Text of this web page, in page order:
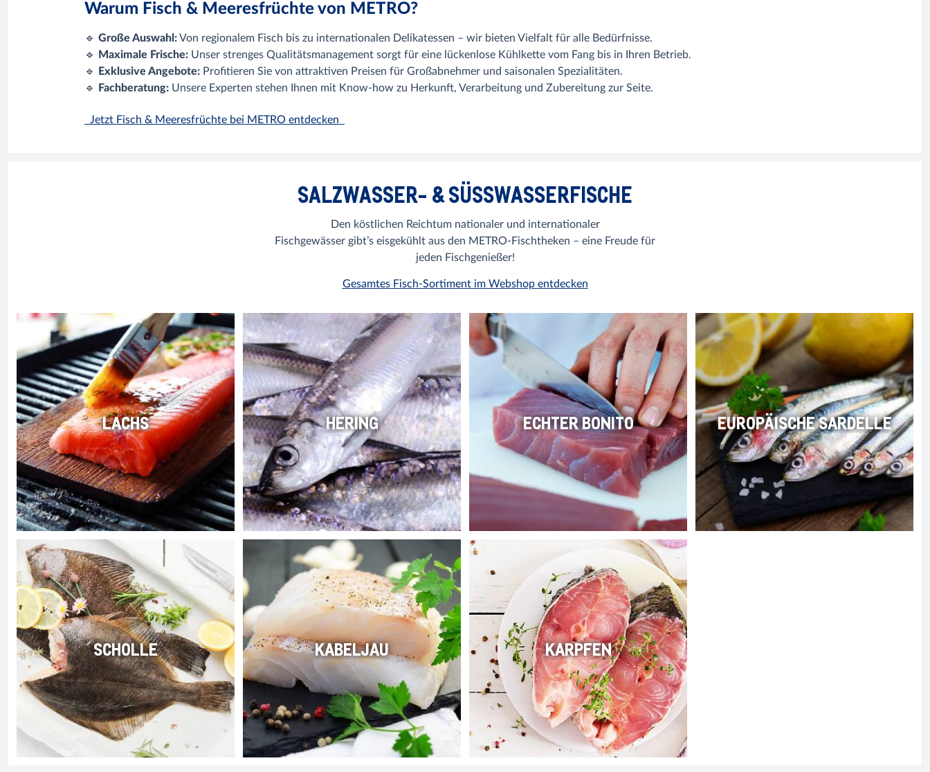
Warum Fisch & Meeresfrüchte von METRO?
🔹 Große Auswahl:Von regionalem Fisch bis zu internationalen Delikatessen – wir bieten Vielfalt für alle Bedürfnisse.
🔹
Maximale Frische: Unser strenges Qualitätsmanagement sorgt für eine lückenlose Kühlkette vom Fang bis in Ihren Betrieb.
🔹
Exklusive Angebote: Profitieren Sie von attraktiven Preisen für Großabnehmer und saisonalen Spezialitäten.
🔹
Fachberatung: Unsere Experten stehen Ihnen mit Know-how zu Herkunft, Verarbeitung und Zubereitung zur Seite.
Jetzt Fisch & Meeresfrüchte bei METRO entdecken
SALZWASSER- & SÜSSWASSERFISCHE
Den köstlichen Reichtum nationaler und internationaler
Fischgewässer gibt’s eisgekühlt aus den METRO-Fischtheken – eine Freude für
jeden Fischgenießer!
Gesamtes Fisch-Sortiment im Webshop entdecken
LACHS HERING ECHTER BONITO EUROPÄISCHE SARDELLE
SCHOLLE KABELJAU KARPFEN